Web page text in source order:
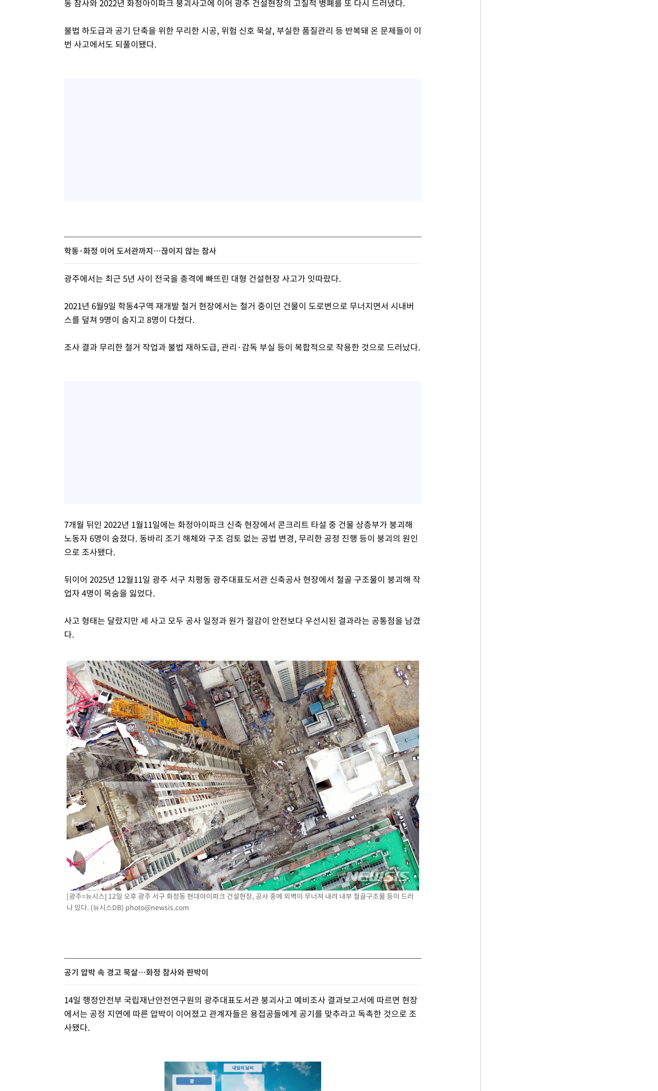
동 참사와 2022년 화정아이파크 붕괴사고에 이어 광주 건설현장의 고질적 병폐를 또 다시 드러냈다.
불법 하도급과 공기 단축을 위한 무리한 시공, 위험 신호 묵살, 부실한 품질관리 등 반복돼 온 문제들이 이
번 사고에서도 되풀이됐다.
학동·화정 이어 도서관까지…끊이지 않는 참사
광주에서는 최근 5년 사이 전국을 충격에 빠뜨린 대형 건설현장 사고가 잇따랐다.
2021년 6월9일 학동4구역 재개발 철거 현장에서는 철거 중이던 건물이 도로변으로 무너지면서 시내버
스를 덮쳐 9명이 숨지고 8명이 다쳤다.
조사 결과 무리한 철거 작업과 불법 재하도급, 관리·감독 부실 등이 복합적으로 작용한 것으로 드러났다.
7개월 뒤인 2022년 1월11일에는 화정아이파크 신축 현장에서 콘크리트 타설 중 건물 상층부가 붕괴해
노동자 6명이 숨졌다. 동바리 조기 해체와 구조 검토 없는 공법 변경, 무리한 공정 진행 등이 붕괴의 원인
으로 조사됐다.
뒤이어 2025년 12월11일 광주 서구 치평동 광주대표도서관 신축공사 현장에서 철골 구조물이 붕괴해 작
업자 4명이 목숨을 잃었다.
사고 형태는 달랐지만 세 사고 모두 공사 일정과 원가 절감이 안전보다 우선시된 결과라는 공통점을 남겼
다.
[광주=뉴시스] 12일 오후 광주 서구 화정동 현대아이파크 건설현장, 공사 중에 외벽이 무너져 내려 내부 철골구조물 등이 드러
나 있다. (뉴시스DB) photo@newsis.com
공기 압박 속 경고 묵살…화정 참사와 판박이
14일 행정안전부 국립재난안전연구원의 광주대표도서관 붕괴사고 예비조사 결과보고서에 따르면 현장
에서는 공정 지연에 따른 압박이 이어졌고 관계자들은 용접공들에게 공기를 맞추라고 독촉한 것으로 조
사됐다.